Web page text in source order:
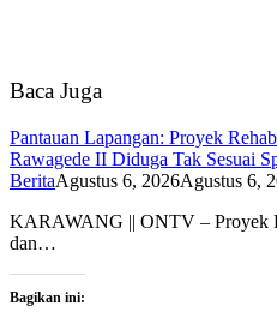
Baca Juga
Pantauan Lapangan: Proyek
Rawagede II Diduga Tak Sesuai
BeritaAgustus 6, 2026Agustus 6,
KARAWANG || ONTV – Proyek
dan…
Bagikan ini: